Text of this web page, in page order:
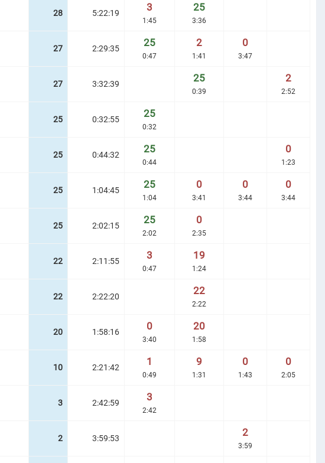
28 5:22:19 3
1:45
25
3:36
27 2:29:35 25
0:47
2
1:41
0
3:47
27 3:32:39 25
0:39
2
2:52
25 0:32:55 25
0:32
25 0:44:32 25
0:44
0
1:23
25 1:04:45 25
1:04
0
3:41
0
3:44
0
3:44
25 2:02:15 25
2:02
0
2:35
22 2:11:55 3
0:47
19
1:24
22 2:22:20 22
2:22
20 1:58:16 0
3:40
20
1:58
10 2:21:42 1
0:49
9
1:31
0
1:43
0
2:05
3 2:42:59 3
2:42
2 3:59:53 2
3:59